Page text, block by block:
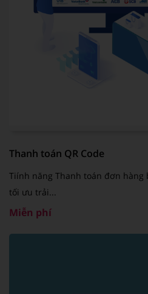
Thanh toán QR Code
Tiính năng Thanh toán đơn hàng
tối ưu trải...
Miễn phí